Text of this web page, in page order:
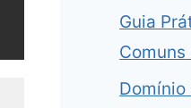
Guia
Comuns
Domínio